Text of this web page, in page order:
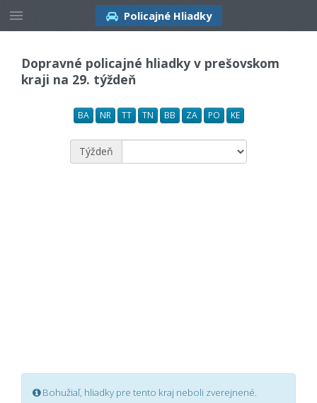
Dopravné policajné hliadky v prešovskom
kraji na 29. týždeň
BA NR TT TN BB ZA PO KE
Týždeň
Bohužiaľ, hliadky pre tento kraj neboli zverejnené.
Policajné Hliadky